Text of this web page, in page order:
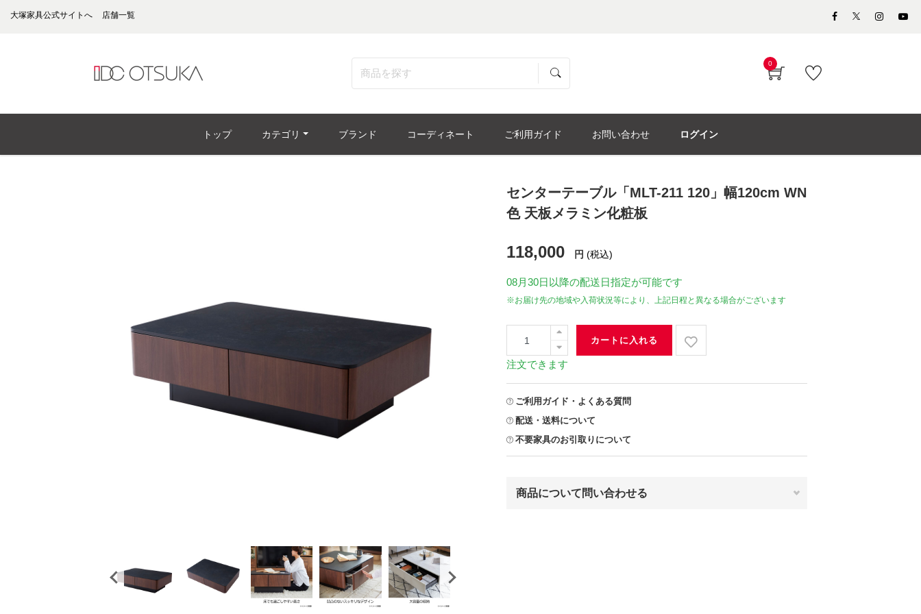
大塚家具公式サイトへ 店舗一覧
0
トップ カテゴリ ブランド コーディネート ご利用ガイド お問い合わせ ログイン
センターテーブル「MLT-211 120」幅120cm WN
色 天板メラミン化粧板
118,000 円 (税込)
08月30日 以降の配送日指定が可能です
※お届け先の地域や入荷状況等により、上記日程と異なる場合がございます
カートに入れる
注文できます
ご利用ガイド・よくある質問
配送・送料について
不要家具のお引取りについて
商品について問い合わせる